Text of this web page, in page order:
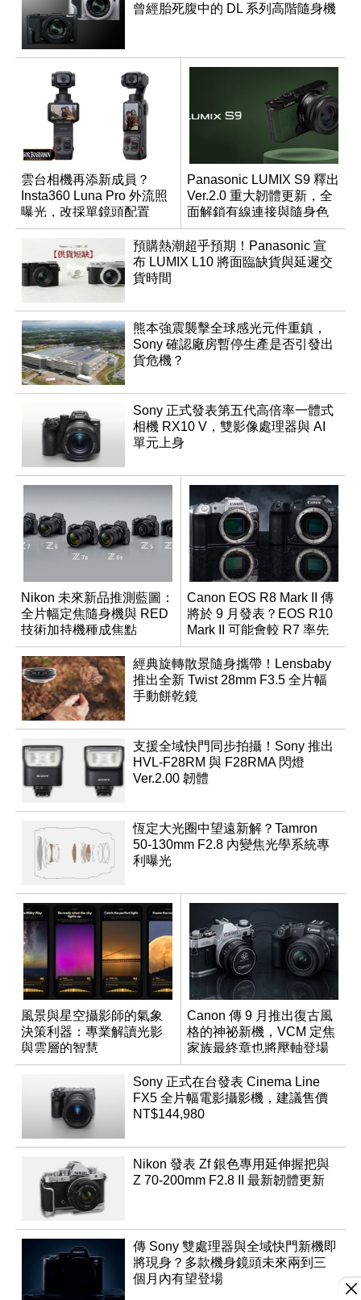
曾經胎死腹中的 DL 系列高階隨身機
雲台相機再添新成員？
Insta360 Luna Pro 外流照
曝光，改採單鏡頭配置
Panasonic LUMIX S9 釋出
Ver.2.0 重大韌體更新，全
面解鎖有線連接與隨身色
調編輯
預購熱潮超乎預期！Panasonic 宣
布 LUMIX L10 將面臨缺貨與延遲交
貨時間
熊本強震襲擊全球感光元件重鎮，
Sony 確認廠房暫停生產是否引發出
貨危機？
Sony 正式發表第五代高倍率一體式
相機 RX10 V，雙影像處理器與 AI
單元上身
Nikon 未來新品推測藍圖：
全片幅定焦隨身機與 RED
技術加持機種成焦點
Canon EOS R8 Mark II 傳
將於 9 月發表？EOS R10
Mark II 可能會較 R7 率先
推出
經典旋轉散景隨身攜帶！Lensbaby
推出全新 Twist 28mm F3.5 全片幅
手動餅乾鏡
支援全域快門同步拍攝！Sony 推出
HVL-F28RM 與 F28RMA 閃燈
Ver.2.00 韌體
恆定大光圈中望遠新解？Tamron
50-130mm F2.8 內變焦光學系統專
利曝光
風景與星空攝影師的氣象
決策利器：專業解讀光影
與雲層的智慧
App「Atmos」登場
Canon 傳 9 月推出復古風
格的神祕新機，VCM 定焦
家族最終章也將壓軸登場
Sony 正式在台發表 Cinema Line
FX5 全片幅電影攝影機，建議售價
NT$144,980
Nikon 發表 Zf 銀色專用延伸握把與
Z 70-200mm F2.8 II 最新韌體更新
傳 Sony 雙處理器與全域快門新機即
將現身？多款機身鏡頭未來兩到三
個月內有望登場